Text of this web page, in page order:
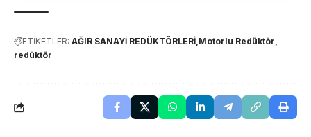
ETİKETLER: AĞIR SANAYİ REDÜKTÖRLERİ Motorlu Redüktör
redüktör